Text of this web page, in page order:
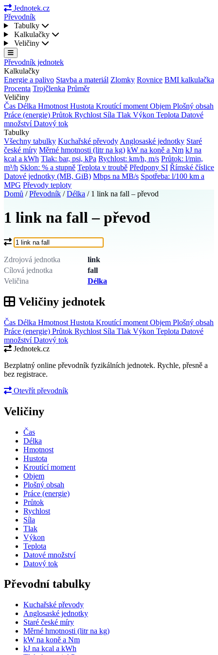
Jednotek.cz
Převodník
Tabulky
Kalkulačky
Veličiny
Převodník jednotek
Kalkulačky
Energie a palivo Stavba a materiál Zlomky Rovnice BMI kalkulačka
Procenta Trojčlenka Průměr
Veličiny
Čas Délka Hmotnost Hustota Kroutící moment Objem Plošný obsah
Práce (energie) Průtok Rychlost Síla Tlak Výkon Teplota Datové
množstvíDatový tok
Tabulky
Všechny tabulky Kuchařské převody Anglosaské jednotky Staré
české míry Měrné hmotnosti (litr na kg) kW na koně a Nm kJ na
kcal a kWh Tlak: bar, psi, kPa Rychlost: km/h, m/s Průtok: l/min,
m³/h Sklon: % a stupně Teplota v troubě Předpony SI Římské číslice
Datové jednotky (MB, GiB) Mbps na MB/s Spotřeba: l/100 km a
MPG Převody teploty
Domů / Převodník / Délka / 1 link na fall – převod
1 link na fall – převod
Co chcete převést?
Zdrojová jednotka
link
Cílová jednotka
fall
Veličina
Délka
Veličiny jednotek
Čas Délka Hmotnost Hustota Kroutící moment Objem Plošný obsah
Práce (energie) Průtok Rychlost Síla Tlak Výkon Teplota Datové
množstvíDatový tok
Jednotek.cz
Bezplatný online převodník fyzikálních jednotek. Rychle, přesně a
bez registrace.
Otevřít převodník
Veličiny
Čas
Délka
Hmotnost
Hustota
Kroutící moment
Objem
Plošný obsah
Práce (energie)
Průtok
Rychlost
Síla
Tlak
Výkon
Teplota
Datové množství
Datový tok
Převodní tabulky
Kuchařské převody
Anglosaské jednotky
Staré české míry
Měrné hmotnosti (litr na kg)
kW na koně a Nm
kJ na kcal a kWh